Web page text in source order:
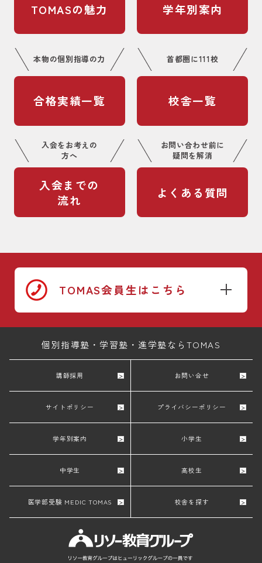
TOMASの魅力 学年別案内
本物の個別指導の力
合格実績一覧
首都圏に111校
校舎一覧
入会をお考えの
方へ
入会までの
流れ
お問い合わせ前に
疑問を解消
よくある質問
TOMAS会員生はこちら
個別指導塾・学習塾・進学塾ならTOMAS
講師採用 お問い合せ
サイトポリシー プライバシーポリシー
学年別案内 小学生
中学生 高校生
医学部受験 MEDIC TOMAS 校舎を探す